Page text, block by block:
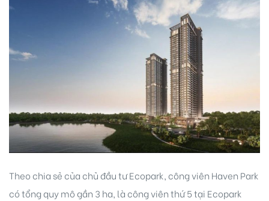
Theo chia sẻ của chủ đầu tư Ecopark, công viên Haven Park
có tổng quy mô gần 3 ha, là công viên thứ 5 tại Ecopark